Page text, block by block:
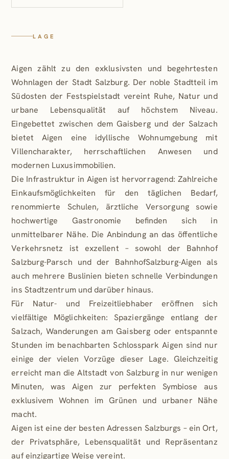
einem Wohn-Küchen-Essbereich. Mit angenehmen 50
Ein Multifunktionsraum im Kellergeschoss mit ca. 50
m² kann optional erworben werden. Ein Kellerabteil ist
der Wohnung zugehörig.
Die Möglichkeit zum Erwerb von 2
Tiefgaragenstellplätzen ist gegeben.
HIGHLIGHTS:
- Fischgrätparkett
- Luftwärmepumpe mit Photovoltaik
- Fenster mit elektr. Raffstore-Sonnenschutz
- Smart-Home System (Loxone)
- Vorrüstung für Alarmanlage und Klimaanlage
- Raumhöhe bis 2,90 m
Die Immobilie wird schlüsselfertig übergeben. Die
Visualisierungen dienen als Impressionen und sind
vorbehaltlich Änderungen laut Ausführungsplan. Es
besteht die Möglichkeit, Sonderwünsche bzw.
Adaptierungen des Grundrisses auf Kundenwunsch im
Rahmen der baulichen sowie gesetzlichen
Möglichkeiten anzupassen. Das Interieur ist nicht im
Kaufpreis inkludiert.
Die Bau- und Ausstattungsbeschreibung lassen wir
Ihnen gerne auf Anfrage zukommen.
Die Abwicklung erfolgt nach BTVG.
Hinweis zu den Visualisierungen: Sämtliche
Abbildungen dieses Neubauprojekts sind
LAGE
Aigen zählt zu den exklusivsten und begehrtesten
Wohnlagen der Stadt Salzburg. Der noble Stadtteil im
Südosten der Festspielstadt vereint Ruhe, Natur und
urbane Lebensqualität auf höchstem Niveau.
Eingebettet zwischen dem Gaisberg und der Salzach
bietet Aigen eine idyllische Wohnumgebung mit
Villencharakter, herrschaftlichen Anwesen und
modernen Luxusimmobilien.
Die Infrastruktur in Aigen ist hervorragend: Zahlreiche
Einkaufsmöglichkeiten für den täglichen Bedarf,
renommierte Schulen, ärztliche Versorgung sowie
hochwertige Gastronomie befinden sich in
unmittelbarer Nähe. Die Anbindung an das öffentliche
Verkehrsnetz ist exzellent – sowohl der Bahnhof
Salzburg-Parsch und der BahnhofSalzburg-Aigen als
auch mehrere Buslinien bieten schnelle Verbindungen
ins Stadtzentrum und darüber hinaus.
Für Natur- und Freizeitliebhaber eröffnen sich
vielfältige Möglichkeiten: Spaziergänge entlang der
Salzach, Wanderungen am Gaisberg oder entspannte
Stunden im benachbarten Schlosspark Aigen sind nur
einige der vielen Vorzüge dieser Lage. Gleichzeitig
erreicht man die Altstadt von Salzburg in nur wenigen
Minuten, was Aigen zur perfekten Symbiose aus
exklusivem Wohnen im Grünen und urbaner Nähe
macht.
Aigen ist eine der besten Adressen Salzburgs – ein Ort,
der Privatsphäre, Lebensqualität und Repräsentanz
auf einzigartige Weise vereint.